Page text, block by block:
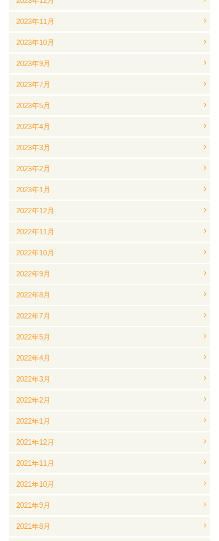
2023年11月
2023年10月
2023年9月
2023年7月
2023年5月
2023年4月
2023年3月
2023年2月
2023年1月
2022年12月
2022年11月
2022年10月
2022年9月
2022年8月
2022年7月
2022年5月
2022年4月
2022年3月
2022年2月
2022年1月
2021年12月
2021年11月
2021年10月
2021年9月
2021年8月